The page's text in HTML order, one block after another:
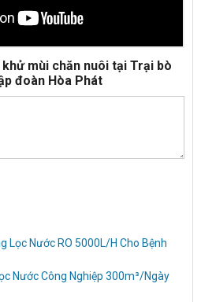
mùi chăn nuôi tại Trại bò
đoàn Hòa Phát
Lọc Nước RO 5000L/H Cho Bệnh
Nước Công Nghiệp 300m³/Ngày